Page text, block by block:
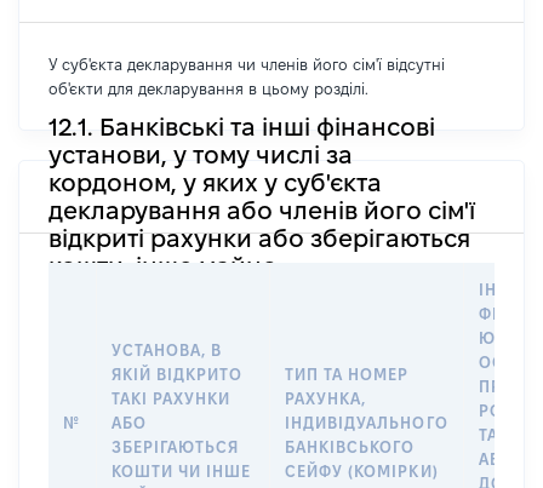
У суб'єкта декларування чи членів його сім'ї відсутні
об'єкти для декларування в цьому розділі.
12.1. Банківські та інші фінансові
установи, у тому числі за
кордоном, у яких у суб'єкта
декларування або членів його сім'ї
відкриті рахунки або зберігаються
кошти, інше майно
№
УСТАНОВА, В
ЯКІЙ ВІДКРИТО
ТАКІ РАХУНКИ
АБО
ЗБЕРІГАЮТЬСЯ
КОШТИ ЧИ ІНШЕ
ТИП ТА НОМЕР
РАХУНКА,
ІНДИВІДУАЛЬНОГО
БАНКІВСЬКОГО
СЕЙФУ (КОМІРКИ)
ПРАВО
ТАКИМ
АБО
ДО